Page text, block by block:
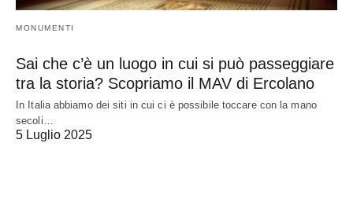
MONUMENTI
Sai che c’è un luogo in cui si può passeggiare
tra la storia? Scopriamo il MAV di Ercolano
In Italia abbiamo dei siti in cui ci è possibile toccare con la mano
secoli…
5 Luglio 2025